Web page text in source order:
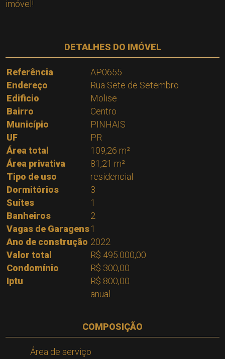
imóvel!
DETALHES DO IMÓVEL
Referência
AP0655
Endereço
Rua Sete de Setembro
Edificio
Molise
Bairro
Centro
Município
PINHAIS
UF
PR
Área total
109,26 m²
Área privativa
81,21 m²
Tipo de uso
residencial
Dormitórios
3
Suítes
1
Banheiros
2
Vagas de Garagens1
Ano de construção 2022
Valor total
R$ 495.000,00
Condomínio
R$ 300,00
Iptu
R$ 800,00
anual
COMPOSIÇÃO
Área de serviço